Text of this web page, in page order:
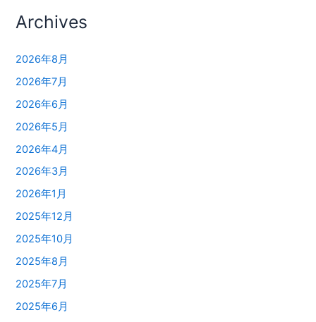
Archives
2026年8月
2026年7月
2026年6月
2026年5月
2026年4月
2026年3月
2026年1月
2025年12月
2025年10月
2025年8月
2025年7月
2025年6月